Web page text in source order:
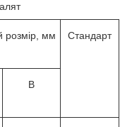
розмір, мм Стандарт
В